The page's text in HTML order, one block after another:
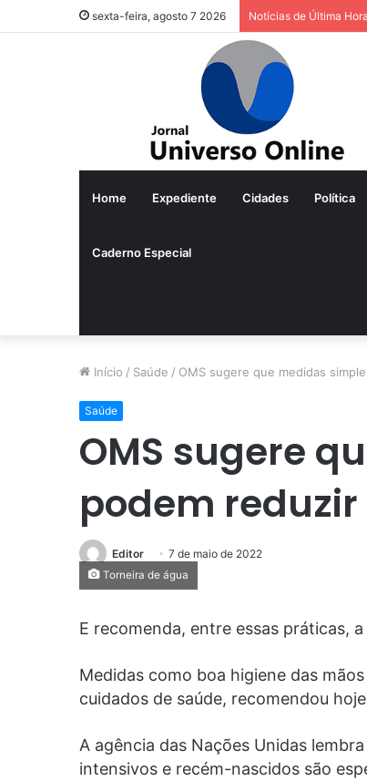
sexta-feira, agosto 7 2026 Notícias de Última Hora
Home Expediente Cidades Política
Caderno Especial
Início / Saúde / OMS sugere que medidas
Saúde
OMS sugere
podem reduzir
Editor 7 de maio de 2022
Torneira de água
E recomenda, entre essas práticas,
Medidas como boa higiene das
cuidados de saúde, recomendou
A agência das Nações Unidas
intensivos e recém-nascidos são